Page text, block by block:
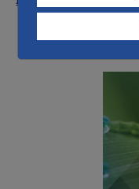
Menú 2014